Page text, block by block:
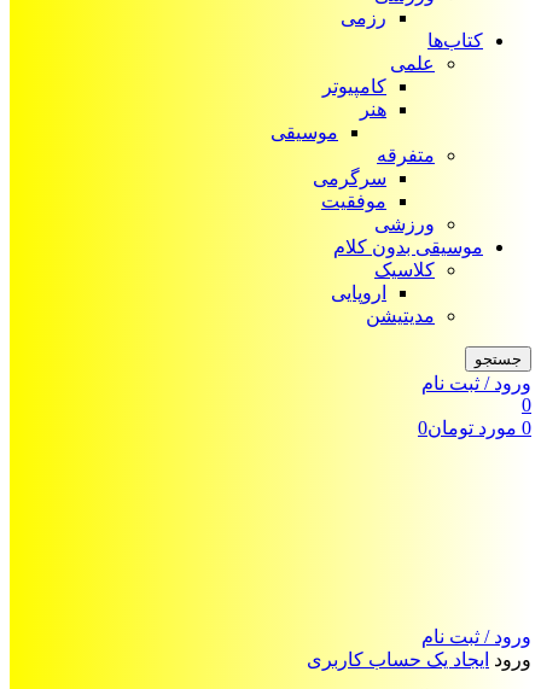
رزمی
کتاب‌ها
علمی
کامپیوتر
هنر
موسیقی
متفرقه
سرگرمی
موفقیت
ورزشی
موسیقی بدون کلام
کلاسیک
اروپایی
مدیتیشن
جستجو
ورود / ثبت نام
0
0 مورد تومان0
ورود / ثبت نام
ورود ایجاد یک حساب کاربری